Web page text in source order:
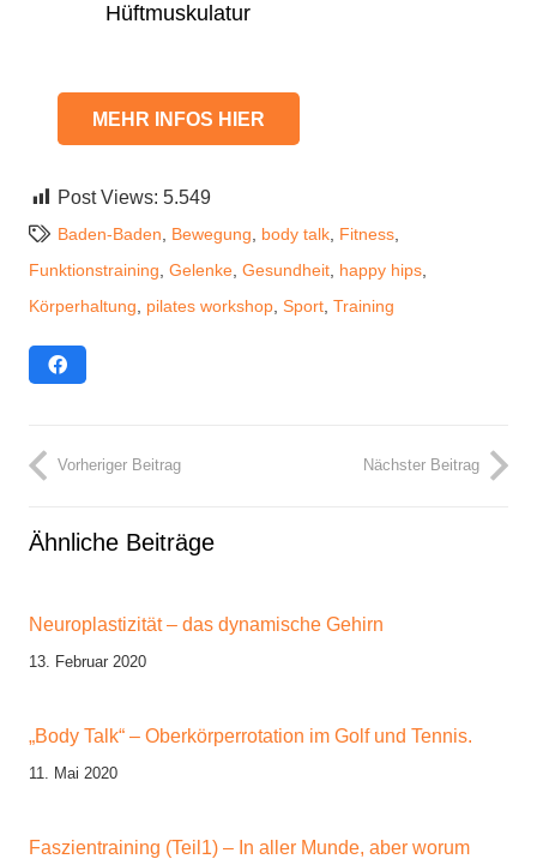
Hüftmuskulatur
MEHR INFOS HIER
Post Views: 5.549
Baden-Baden Bewegung body talk, Fitness,
Funktionstraining Gelenke Gesundheit happy hips
Körperhaltung
pilates workshop Sport Training
Vorheriger Beitrag Nächster Beitrag
Ähnliche Beiträge
Neuroplastizität – das dynamische Gehirn
13. Februar 2020
„Body Talk“ – Oberkörperrotation im Golf und Tennis.
11. Mai 2020
Faszientraining (Teil1) – In aller Munde, aber worum